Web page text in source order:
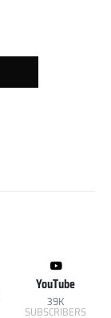
YouTube
39K
SUBSCRIBERS